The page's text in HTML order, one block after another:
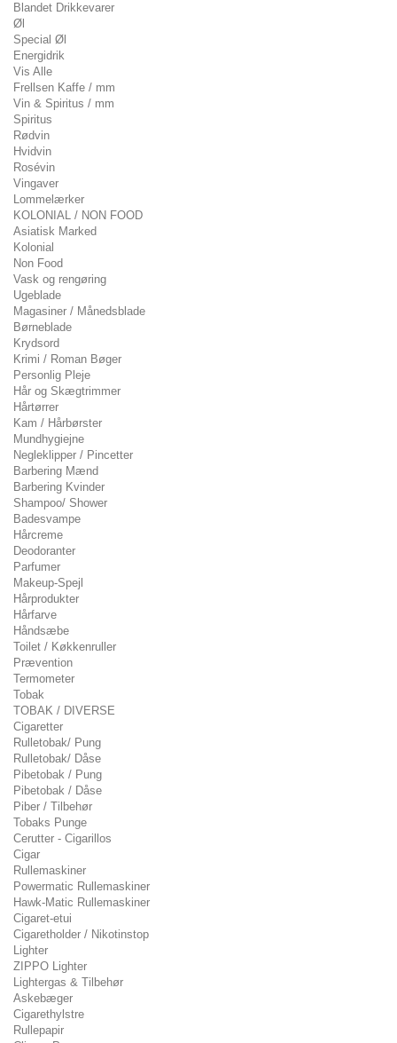
Blandet Drikkevarer
Øl
Special Øl
Energidrik
Vis Alle
Frellsen Kaffe / mm
Vin & Spiritus / mm
Spiritus
Rødvin
Hvidvin
Rosévin
Vingaver
Lommelærker
KOLONIAL / NON FOOD
Asiatisk Marked
Kolonial
Non Food
Vask og rengøring
Ugeblade
Magasiner / Månedsblade
Børneblade
Krydsord
Krimi / Roman Bøger
Personlig Pleje
Hår og Skægtrimmer
Hårtørrer
Kam / Hårbørster
Mundhygiejne
Negleklipper / Pincetter
Barbering Mænd
Barbering Kvinder
Shampoo/ Shower
Badesvampe
Hårcreme
Deodoranter
Parfumer
Makeup-Spejl
Hårprodukter
Hårfarve
Håndsæbe
Toilet / Køkkenruller
Prævention
Termometer
Tobak
TOBAK / DIVERSE
Cigaretter
Rulletobak/ Pung
Rulletobak/ Dåse
Pibetobak / Pung
Pibetobak / Dåse
Piber / Tilbehør
Tobaks Punge
Cerutter - Cigarillos
Cigar
Rullemaskiner
Powermatic Rullemaskiner
Hawk-Matic Rullemaskiner
Cigaret-etui
Cigaretholder / Nikotinstop
Lighter
ZIPPO Lighter
Lightergas & Tilbehør
Askebæger
Cigarethylstre
Rullepapir